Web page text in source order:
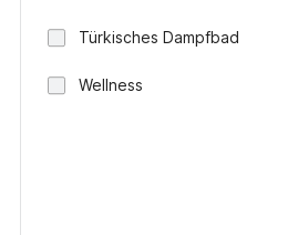
Türkisches Dampfbad
Wellness